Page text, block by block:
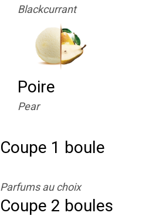
Blackcurrant
Poire
Pear
Coupe 1 boule
Parfums au choix
Coupe 2 boules